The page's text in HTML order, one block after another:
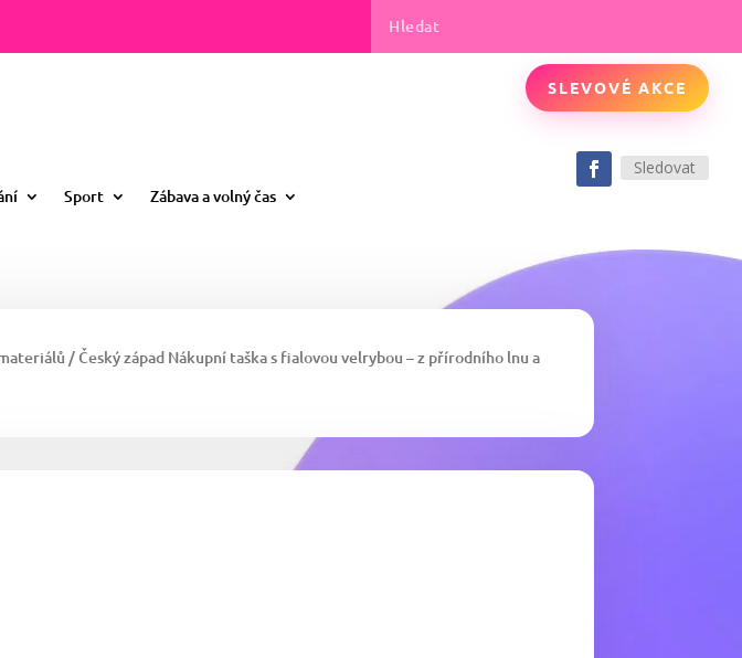
Sport Zábava a volný čas
SLEVOVÉ AKCE
Sledovat
/ Český západ Nákupní taška s fialovou velrybou – z přírodního lnu a